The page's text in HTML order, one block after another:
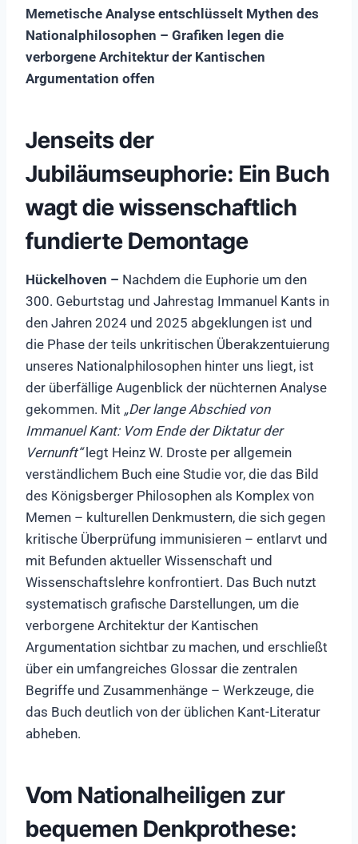
Memetische Analyse entschlüsselt Mythen des
Nationalphilosophen – Grafiken legen die
verborgene Architektur der Kantischen
Argumentation offen
Jenseits der
Jubiläumseuphorie: Ein Buch
wagt die wissenschaftlich
fundierte Demontage
Hückelhoven – Nachdem die Euphorie um den
300. Geburtstag und Jahrestag Immanuel Kants in
den Jahren 2024 und 2025 abgeklungen ist und
die Phase der teils unkritischen Überakzentuierung
unseres Nationalphilosophen hinter uns liegt, ist
der überfällige Augenblick der nüchternen Analyse
gekommen. Mit „Der lange Abschied von
Immanuel Kant: Vom Ende der Diktatur der
Vernunft“legt Heinz W. Droste per allgemein
verständlichem Buch eine Studie vor, die das Bild
des Königsberger Philosophen als Komplex von
Memen – kulturellen Denkmustern, die sich gegen
kritische Überprüfung immunisieren – entlarvt und
mit Befunden aktueller Wissenschaft und
Wissenschaftslehre konfrontiert. Das Buch nutzt
systematisch grafische Darstellungen, um die
verborgene Architektur der Kantischen
Argumentation sichtbar zu machen, und erschließt
über ein umfangreiches Glossar die zentralen
Begriffe und Zusammenhänge – Werkzeuge, die
das Buch deutlich von der üblichen Kant-Literatur
abheben.
Vom Nationalheiligen zur
bequemen Denkprothese: